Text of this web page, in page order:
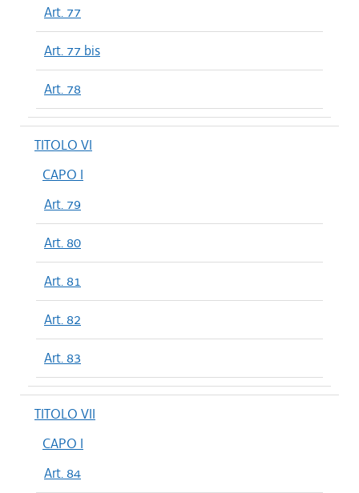
Art. 77
Art. 77 bis
Art. 78
TITOLO VI
CAPO I
Art. 79
Art. 80
Art. 81
Art. 82
Art. 83
TITOLO VII
CAPO I
Art. 84